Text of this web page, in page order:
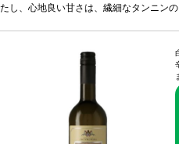
に次のヴィンテージに変更されます、ご
たし、心地良い甘さは、繊細なタンニン
に次のヴィンテージに変更されます、ご了